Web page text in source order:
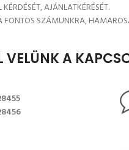
KÉRDÉSÉT, AJÁNLATKÉRÉSÉT.
SZÁMUNKRA,
VELÜNK A